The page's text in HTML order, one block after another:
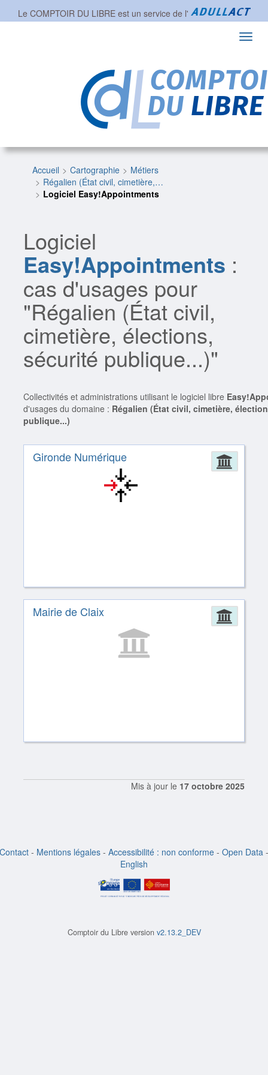
Le COMPTOIR DU LIBRE est un service de l'
Accueil Cartographie
Métiers
Régalien (État civil, cimetière,…
Logiciel Easy!Appointments
Logiciel
Easy!Appointments :
cas d'usages pour
"Régalien (État civil,
cimetière, élections,
sécurité publique...)"
Collectivités et administrations utilisant le logiciel libre
d'usages du domaine : Régalien (État civil, cimetière,
publique...)
Gironde Numérique
Mairie de Claix
Mis à jour le 17 octobre 2025
Contact - Mentions légales - Accessibilité : non conforme - Open Data -
English
Comptoir du Libre version v2.13.2_DEV